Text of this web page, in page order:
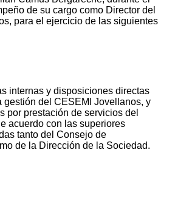
de su cargo como Director del
para el ejercicio de las siguientes
internas y disposiciones directas
gestión del CESEMI Jovellanos, y
por prestación de servicios del
acuerdo con las superiores
tanto del Consejo de
de la Dirección de la Sociedad.